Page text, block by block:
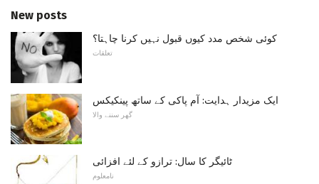
New posts
کوئی شخص مدد کیوں قبول نہیں کرنا چاہتا؟
تعلقات
ایک مزیدار ہدایت: آم پاکی کے ساتھ پینکیکس
گھر سننے والا
ٹائیگر کا سال: ترازو کے لئے افزائی
نامعلوم